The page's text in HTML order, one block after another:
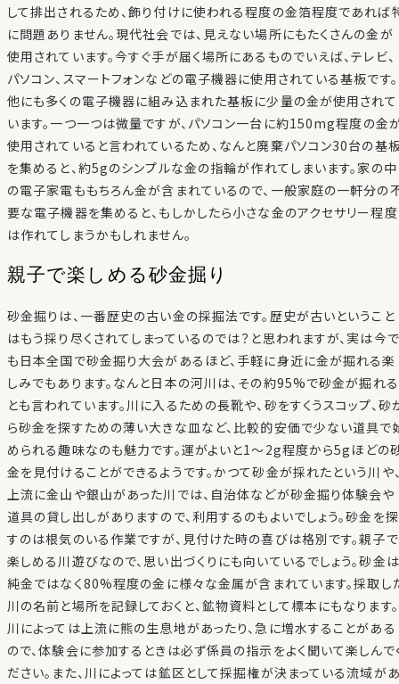
して排出されるため、飾り付けに使われる程度の金箔程度であれば
に問題ありません。現代社会では、見えない場所にもたくさんの金が
使用されています。今すぐ手が届く場所にあるものでいえば、テレビ、
パソコン、スマートフォンなどの電子機器に使用されている基板です。
他にも多くの電子機器に組み込まれた基板に少量の金が使用されて
います。一つ一つは微量ですが、パソコン一台に約150mg程度の金
使用されていると言われているため、なんと廃棄パソコン30台の基
を集めると、約5gのシンプルな金の指輪が作れてしまいます。家の中
の電子家電ももちろん金が含まれているので、一般家庭の一軒分の
要な電子機器を集めると、もしかしたら小さな金のアクセサリー程度
は作れてしまうかもしれません。
親子で楽しめる砂金掘り
砂金掘りは、一番歴史の古い金の採掘法です。歴史が古いということ
はもう採り尽くされてしまっているのでは？と思われますが、実は今で
も日本全国で砂金掘り大会があるほど、手軽に身近に金が掘れる楽
しみでもあります。なんと日本の河川は、その約95%で砂金が掘れる
とも言われています。川に入るための長靴や、砂をすくうスコップ、砂
ら砂金を探すための薄い大きな皿など、比較的安価で少ない道具で
められる趣味なのも魅力です。運がよいと1〜2g程度から5gほどの
金を見付けることができるようです。かつて砂金が採れたという川や
上流に金山や銀山があった川では、自治体などが砂金掘り体験会や
道具の貸し出しがありますので、利用するのもよいでしょう。砂金を探
すのは根気のいる作業ですが、見付けた時の喜びは格別です。親子で
楽しめる川遊びなので、思い出づくりにも向いているでしょう。砂金は
純金ではなく80%程度の金に様々な金属が含まれています。採取し
川の名前と場所を記録しておくと、鉱物資料として標本にもなります。
川によっては上流に熊の生息地があったり、急に増水することがある
ので、体験会に参加するときは必ず係員の指示をよく聞いて楽しんで
ださい。また、川によっては鉱区として採掘権が決まっている流域が